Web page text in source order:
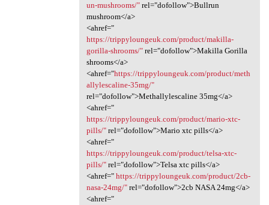
un-mushrooms/"rel="dofollow">Bullrun
mushroom</a>
<ahref="
https://trippyloungeuk.com/product/makilla-
gorilla-shrooms/"rel="dofollow">Makilla Gorilla
shrooms</a>
<ahref="https://trippyloungeuk.com/product/meth
allylescaline-35mg/"
rel="dofollow">Methallylescaline 35mg</a>
<ahref="
https://trippyloungeuk.com/product/mario-xtc-
pills/"rel="dofollow">Mario xtc pills</a>
<ahref="
https://trippyloungeuk.com/product/telsa-xtc-
pills/"rel="dofollow">Telsa xtc pills</a>
<ahref=" https://trippyloungeuk.com/product/2cb-
nasa-24mg/"rel="dofollow">2cb NASA 24mg</a>
<ahref="